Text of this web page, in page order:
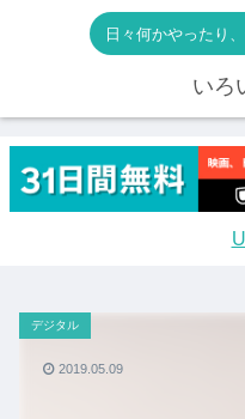
日々何かやったり
いろ
デジタル
2019.05.09